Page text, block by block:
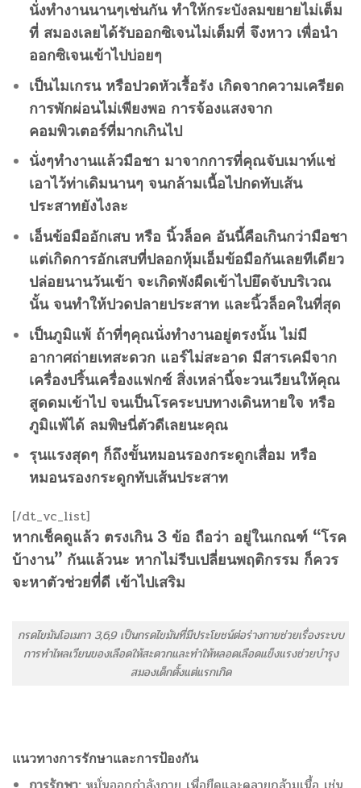
นั่งทำงานนานๆเช่นกัน ทำให้กระบังลมขยายไม่เต็ม
ที่ สมองเลยได้รับออกซิเจนไม่เต็มที่ จึงหาว เพื่อนำ
ออกซิเจนเข้าไปบ่อยๆ
เป็นไมเกรน หรือปวดหัวเรื้อรัง เกิดจากความเครียด
การพักผ่อนไม่เพียงพอ การจ้องแสงจาก
คอมพิวเตอร์ที่มากเกินไป
นั่งๆทำงานแล้วมือชา มาจากการที่คุณจับเมาท์แช่
เอาไว้ท่าเดิมนานๆ จนกล้ามเนื้อไปกดทับเส้น
ประสาทยังไงละ
เอ็นข้อมืออักเสบ หรือ นิ้วล็อค อันนี้คือเกินกว่ามือชา
แต่เกิดการอักเสบที่ปลอกหุ้มเอ็มข้อมือกันเลยทีเดียว
ปล่อยนานวันเข้า จะเกิดพังผืดเข้าไปยึดจับบริเวณ
นั้น จนทำให้ปวดปลายประสาท และนิ้วล็อคในที่สุด
เป็นภูมิแพ้ ถ้าที่ๆคุณนั่งทำงานอยู่ตรงนั้น ไม่มี
อากาศถ่ายเทสะดวก แอร์ไม่สะอาด มีสารเคมีจาก
เครื่องปริ้นเครื่องแฟกซ์ สิ่งเหล่านี้จะวนเวียนให้คุณ
สูดดมเข้าไป จนเป็นโรคระบบทางเดินหายใจ หรือ
ภูมิแพ้ได้ ลมพิษนี่ตัวดีเลยนะคุณ
รุนแรงสุดๆ ก็ถึงขั้นหมอนรองกระดูกเสื่อม หรือ
หมอนรองกระดูกทับเส้นประสาท
[/dt_vc_list]
หากเช็คดูแล้ว ตรงเกิน 3 ข้อ ถือว่า อยู่ในเกณฑ์ “โรค
บ้างาน” กันแล้วนะ หากไม่รีบเปลี่ยนพฤติกรรม ก็ควร
จะหาตัวช่วยที่ดี เข้าไปเสริม
กรดไขมันโอเมกา 3,6,9 เป็นกรดไขมันที่มีประโยชน์ต่อร่างกายช่วยเรื่องระบบ
การทำไหลเวียนของเลือดให้สะดวกและทำให้หลอดเลือดแข็งแรงช่วยบำรุง
สมองเด็กตั้งแต่แรกเกิด
แนวทางการรักษาและการป้องกัน